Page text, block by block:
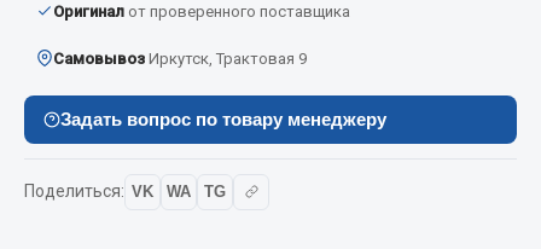
Весь раздел
Оригинал от проверенного поставщика
Самовывоз Иркутск, Трактовая 9
Задать вопрос по товару менеджеру
Поделиться: VK WA TG